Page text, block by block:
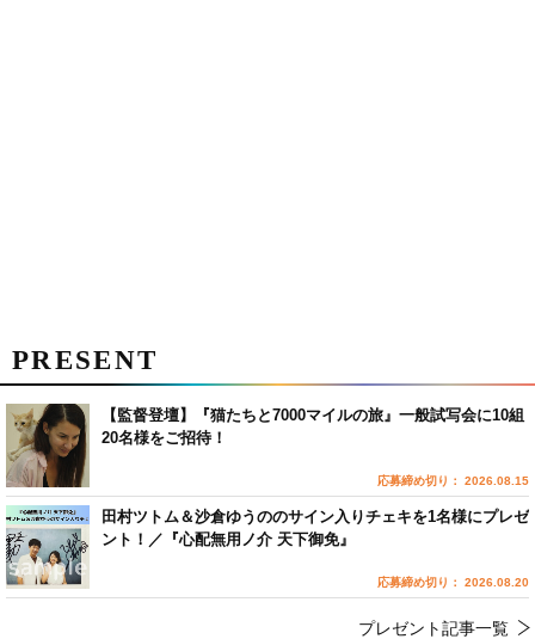
PRESENT
【監督登壇】『猫たちと7000マイルの旅』一般試写会に10組
20名様をご招待！
応募締め切り： 2026.08.15
田村ツトム＆沙倉ゆうののサイン入りチェキを1名様にプレゼ
ント！／『心配無用ノ介 天下御免』
応募締め切り： 2026.08.20
プレゼント記事一覧